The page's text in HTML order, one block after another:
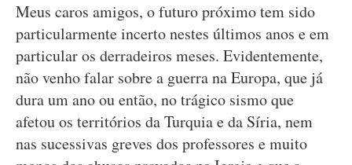
Meus caros amigos, o futuro próximo tem sido
particularmente incerto nestes últimos anos e em
particular os derradeiros meses. Evidentemente,
não venho falar sobre a guerra na Europa, que já
dura um ano ou então, no trágico sismo que
afetou os territórios da Turquia e da Síria, nem
nas sucessivas greves dos professores e muito